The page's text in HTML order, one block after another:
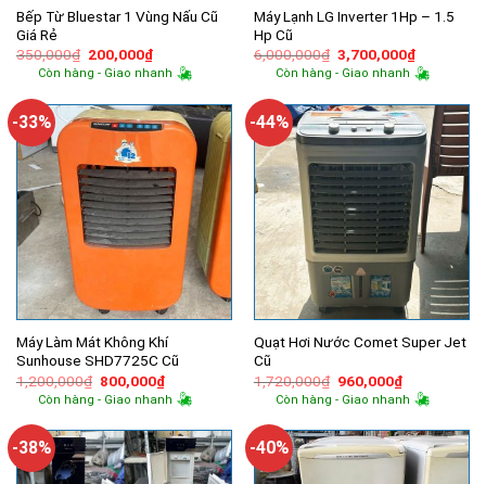
Bếp Từ Bluestar 1 Vùng Nấu Cũ
Giá Rẻ
350,000₫ Giá
gốc
là:
200,000₫Giá
hiện
tại
200,000₫.
Còn hàng - Giao nhanh
Máy Lạnh LG Inverter 1Hp – 1.5
Hp Cũ
6,000,000₫ Giá
gốc
là:
3,700,000₫Giá
hiện
tại
Còn hàng - Giao nhanh
-33%
Máy Làm Mát Không Khí
Sunhouse SHD7725C Cũ
1,200,000₫ Giá
gốc
là:
800,000₫Giá
hiện
tại
800,000₫.
Còn hàng - Giao nhanh
-44%
Quạt Hơi Nước Comet Super Jet
Cũ
1,720,000₫ Giá
gốc
là:
960,000₫Giá
hiện
tại
960,000₫.
Còn hàng - Giao nhanh
-38% -40%